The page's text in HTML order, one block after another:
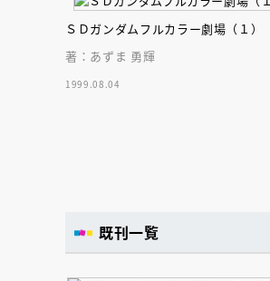
ＳＤガンダムフルカラー劇場（１）
著：あずま 勇輝
1999.08.04
既刊一覧